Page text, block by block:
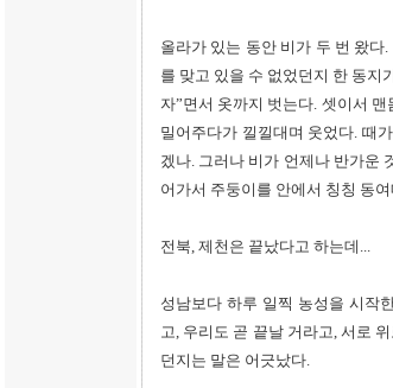
올라가 있는 동안 비가 두 번 왔
를 맞고 있을 수 없었던지 한 동지
자”면서 옷까지 벗는다. 셋이서
밀어주다가 낄낄대며 웃었다. 때
겠나. 그러나 비가 언제나 반가운
어가서 주둥이를 안에서 칭칭 동
전북, 제천은 끝났다고 하는데...
성남보다 하루 일찍 농성을 시작
고, 우리도 곧 끝날 거라고, 서로
던지는 말은 어긋났다.